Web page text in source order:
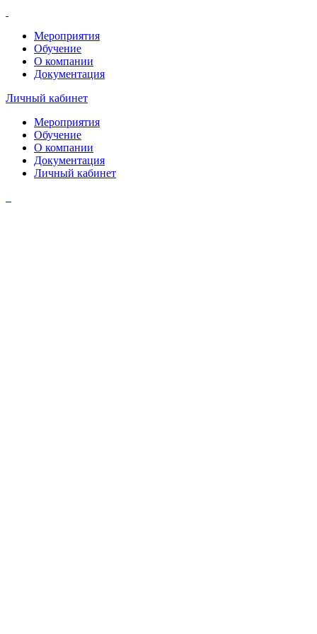
Мероприятия
Обучение
О компании
Документация
Личный кабинет
Мероприятия
Обучение
О компании
Документация
Личный кабинет